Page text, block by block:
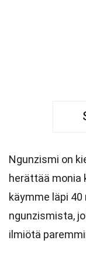
Ngunzismi on
herättää monia
käymme läpi
ngunzismista,
ilmiötä